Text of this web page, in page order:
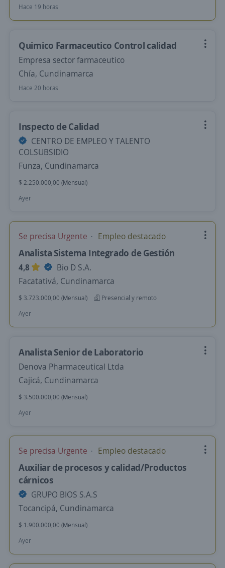
Hace 19 horas
Quimico Farmaceutico Control calidad
Empresa sector farmaceutico
Chía, Cundinamarca
Hace 20 horas
Inspecto de Calidad
CENTRO DE EMPLEO Y TALENTO
COLSUBSIDIO
Funza, Cundinamarca
$ 2.250.000,00 (Mensual)
Ayer
Se precisa Urgente Empleo destacado
Analista Sistema Integrado de Gestión
4,8
Bio D S.A.
Facatativá, Cundinamarca
$ 3.723.000,00 (Mensual)
Presencial y remoto
Ayer
Analista Senior de Laboratorio
Denova Pharmaceutical Ltda
Cajicá, Cundinamarca
$ 3.500.000,00 (Mensual)
Ayer
Se precisa Urgente Empleo destacado
Auxiliar de procesos y calidad/Productos
cárnicos
GRUPO BIOS S.A.S
Tocancipá, Cundinamarca
$ 1.900.000,00 (Mensual)
Ayer